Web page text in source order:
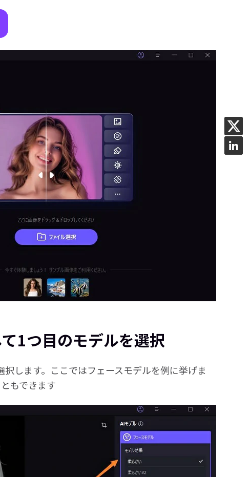
1つ目のモデルを選択
します。ここではフェースモデルを例に挙げま
もできます